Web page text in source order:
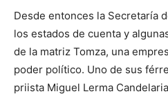
Desde entonces la Secretaría
los estados de cuenta y
de la matriz Tomza, una
poder político. Uno de sus
priista Miguel Lerma